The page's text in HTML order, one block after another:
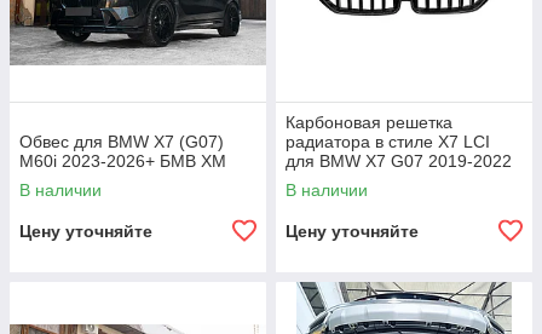
Обвес для BMW X7 (G07)
M60i 2023-2026+ БМВ ХМ
В наличии
Цену уточняйте
Карбоновая решетка
радиатора в стиле X7 LCI
для BMW X7 G07 2019-2022
БМВ Рестайлинг
В наличии
Цену уточняйте